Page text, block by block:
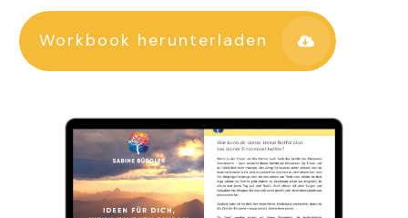
Workbook herunterladen